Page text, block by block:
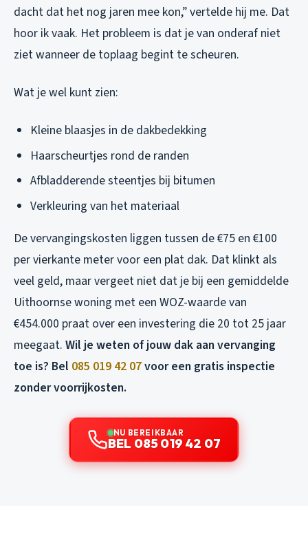
dacht dat het nog jaren mee kon,”vertelde hij me. Dat
hoor ik vaak. Het probleem is dat je van onderaf niet
ziet wanneer de toplaag begint te scheuren.
Wat je wel kunt zien:
Kleine blaasjes in de dakbedekking
Haarscheurtjes rond de randen
Afbladderende steentjes bij bitumen
Verkleuring van het materiaal
De vervangingskosten liggen tussen de €75 en €100
per vierkante meter voor een plat dak. Dat klinkt als
veel geld, maar vergeet niet dat je bij een gemiddelde
Uithoornse woning met een WOZ-waarde van
€454.000 praat over een investering die 20 tot 25 jaar
meegaat. Wil je weten of jouw dak aan vervanging
toe is? Bel 085 019 42 07voor een gratis inspectie
zonder voorrijkosten.
NU BEREIKBAAR
BEL 085 019 42 07